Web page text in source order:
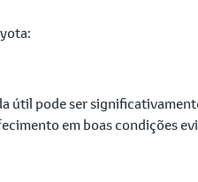
útil pode ser
em boas condições